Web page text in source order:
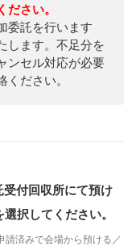
ださい。
委託を行います
します。不足分を
ンセル対応が必要
ださい。
付回収所にて預け
択してください。
請済みで会場から預ける／